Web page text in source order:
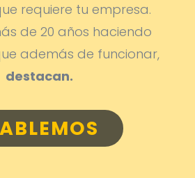
requiere tu empresa.
de 20 años haciendo
además de funcionar,
destacan.